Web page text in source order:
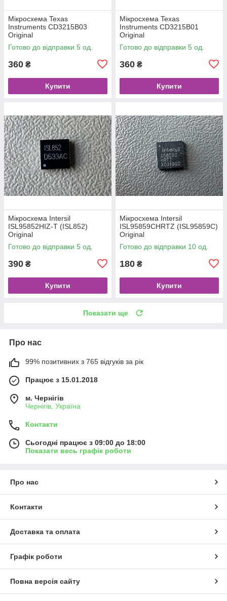
Мікросхема Texas
Instruments CD3215B03
Original
Готово до відправки 5 од.
360 ₴
Купити
Мікросхема Texas
Instruments CD3215B01
Original
Готово до відправки 5 од.
360 ₴
Купити
Мікросхема Intersil
ISL95852HIZ-T (ISL852)
Original
Готово до відправки 5 од.
390 ₴
Купити
Мікросхема Intersil
ISL95859CHRTZ (ISL95859C)
Original
Готово до відправки 10 од.
180 ₴
Купити
Показати ще
Про нас
99% позитивних з 765 відгуків за рік
Працює з 15.01.2018
м. Чернігів
Чернігів, Україна
Контакти
Сьогодні працює з 09:00 до 18:00
Показати весь графік роботи
Про нас
Контакти
Доставка та оплата
Графік роботи
Повна версія сайту